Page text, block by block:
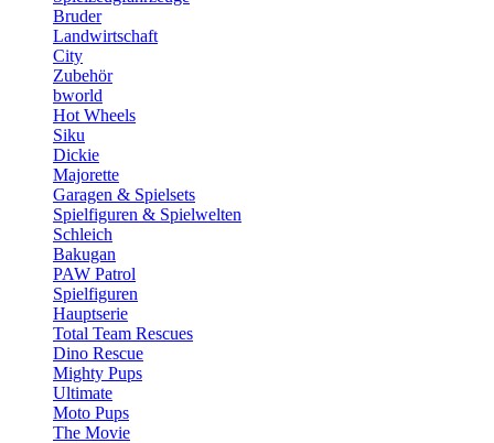
Bruder
Landwirtschaft
City
Zubehör
bworld
Hot Wheels
Siku
Dickie
Majorette
Garagen & Spielsets
Spielfiguren & Spielwelten
Schleich
Bakugan
PAW Patrol
Spielfiguren
Hauptserie
Total Team Rescues
Dino Rescue
Mighty Pups
Ultimate
Moto Pups
The Movie